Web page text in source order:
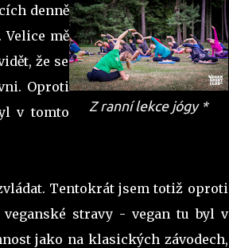
Z ranní lekce jógy *
denně
mě
že se
Oproti
v tomto
Tentokrát jsem totiž oproti
stravy - vegan tu byl v
jako na klasických závodech,